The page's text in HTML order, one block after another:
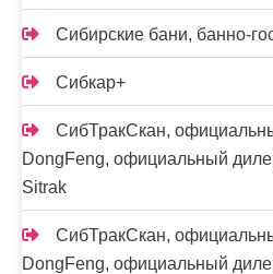
Сибирские бани, банно-
Сибкар+
СибТракСкан,
DongFeng, официальный
Sitrak
СибТракСкан,
DongFeng, официальный